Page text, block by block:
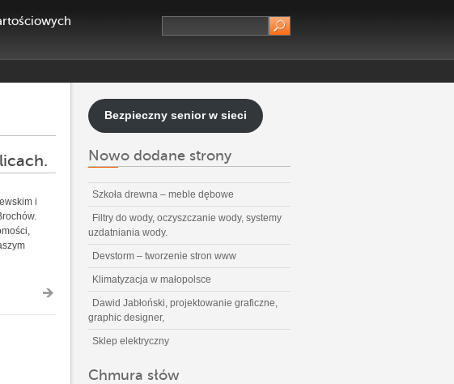
i
Bezpieczny senior w sieci
Nowo dodane strony
Szkoła drewna – meble dębowe
Filtry do wody, oczyszczanie wody, systemy
uzdatniania wody.
Devstorm – tworzenie stron www
Klimatyzacja w małopolsce
Dawid Jabłoński, projektowanie graficzne,
graphic designer,
Sklep elektryczny
Chmura słów